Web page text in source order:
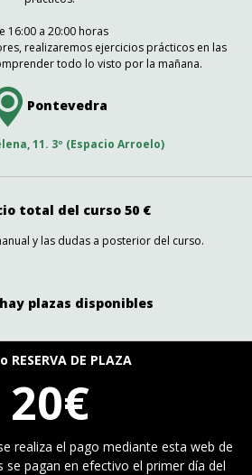
16:00 a 20:00 horas
realizaremos ejercicios prácticos en las
todo lo visto por la mañana.
Pontevedra
11. 3º (Espacio Arroelo)
total del curso 50 €
y las dudas a posterior del curso.
plazas disponibles
RESERVA DE PLAZA
20€
realiza el pago mediante esta web de
se pagan en efectivo el primer día del